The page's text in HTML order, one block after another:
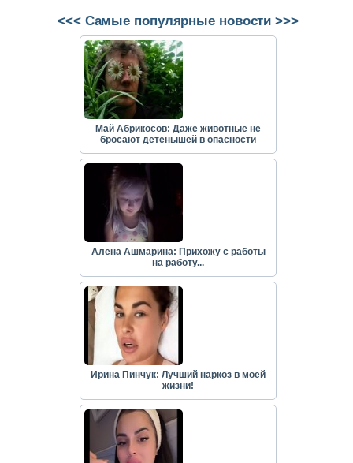
<<< Самые популярные новости >>>
Май Абрикосов: Даже животные не
бросают детёнышей в опасности
Алёна Ашмарина: Прихожу с работы
на работу...
Ирина Пинчук: Лучший наркоз в моей
жизни!